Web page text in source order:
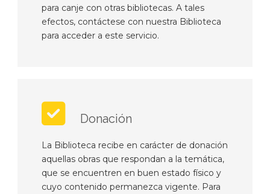
para canje con otras bibliotecas. A tales
efectos, contáctese con nuestra Biblioteca
para acceder a este servicio.
Donación
La Biblioteca recibe en carácter de donación
aquellas obras que respondan a la temática,
que se encuentren en buen estado físico y
cuyo contenido permanezca vigente. Para